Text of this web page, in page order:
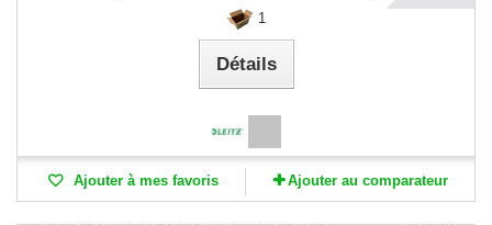
1
Détails
Ajouter à mes favoris Ajouter au comparateur